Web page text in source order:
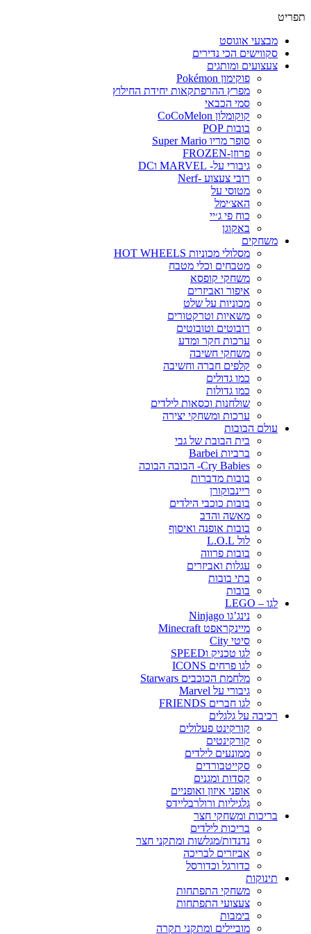
תפריט
מבצעי אוגוסט
סקווישים הכי נדירים
צעצועים ומותגים
פוקימון Pokémon
מפרץ ההרפתקאות יחידת החילוץ
סמי הכבאי
קוקומלון CoCoMelon
בובות POP
סופר מריו Super Mario
פרוזן-FROZEN
גיבורי על- MARVEL וDC
רובי צעצוע -Nerf
מטוסי על
האצ׳ימל
כוח פי ג׳יי
באקוגן
משחקים
מסלולי מכוניות HOT WHEELS
מטבחים וכלי מטבח
משחקי קופסא
איפור ואביזרים
מכוניות על שלט
משאיות וטרקטורים
רובוטים וטובוטים
ערכות חקר ומדע
משחקי חשיבה
קלפים חברה וחשיבה
כמו גדולים
כמו גדולות
שולחנות וכסאות לילדים
ערכות ומשחקי יצירה
עולם הבובות
בית הבובת של גבי
ברביות Barbei
Cry Babies- הבובה הבוכה
בובות מדברות
ריינבוקורן
בובות כוכבי הילדים
מאשה והדב
בובות אופנה ואיסוף
לול L.O.L
בובות פרווה
עגלות ואביזרים
בתי בובות
בובות
לגו – LEGO
נינג’גו Ninjago
מיינקראפט Minecraft
סיטי City
לגו טכניק וSPEED
לגו פרחים ICONS
מלחמת הכוכבים Starwars
גיבורי על Marvel
לגו חברים FRIENDS
רכיבה על גלגלים
קורקינט פעלולים
קורקינטים
ממונעים לילדים
סקייטבורדים
קסדות ומגנים
אופני איזון ואופניים
גלגיליות ורולרבליידס
בריכות ומשחקי חצר
בריכות לילדים
נדנדות/מגלשות ומתקני חצר
אביזרים לבריכה
כדורגל וכדורסל
תינוקות
משחקי התפתחות
צעצועי התפתחות
בימבות
מוביילים ומתקני תקרה